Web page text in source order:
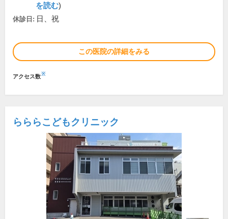
を読む)
休診日: 日、祝
この医院の詳細をみる
アクセス数※
らららこどもクリニック